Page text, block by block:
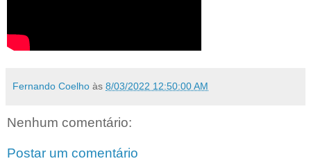
Fernando Coelho às 8/03/2022 12:50:00 AM
Nenhum comentário:
Postar um comentário